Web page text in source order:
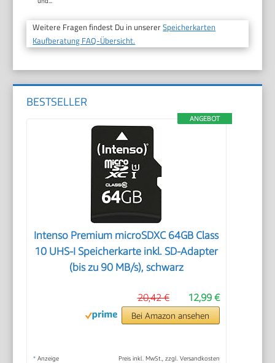
Weitere Fragen findest Du in unsererSpeicherkarten
Kaufberatung FAQ-Übersicht.
BESTSELLER
ANGEBOT
Intenso Premium microSDXC 64GB Class
10 UHS-I Speicherkarte inkl. SD-Adapter
(bis zu 90 MB/s), schwarz
12,99 €
20,42 €
Bei Amazon ansehen
* Anzeige Preis inkl. MwSt., zzgl. Versandkosten